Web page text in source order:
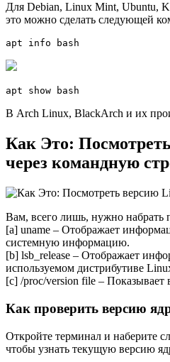
Для Debian, Linux Mint, Ubuntu,
это можно сделать следующей
apt info bash
apt show bash
В Arch Linux, BlackArch и их
Как Это:
через командную
Вам, всего лишь, нужно набрать
[a] uname – Отображает
системную информацию.
[b] lsb_release – Отображает
используемом дистрибутиве
[c] /proc/version file – Показывает
Как проверить версию
Откройте терминал и наберите
чтобы узнать текущую версию